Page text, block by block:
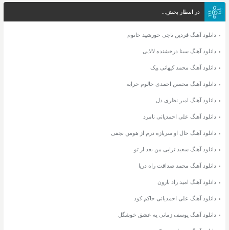
در انتظار پخش...
دانلود آهنگ فردین ناجی خورشید خانوم
دانلود آهنگ سینا درخشنده لالایی
دانلود آهنگ محمد کیهانی پیک
دانلود آهنگ محسن احمدی حالوم خرابه
دانلود آهنگ امیر نظری دل
دانلود آهنگ علی احمدیانی نامرد
دانلود آهنگ حال او سربازه درم از هومن نجفی
دانلود آهنگ سعید ترابی من بعد از تو
دانلود آهنگ محمد صداقت راه دریا
دانلود آهنگ امید راد بارون
دانلود آهنگ علی احمدیانی حاکم کود
دانلود آهنگ یوسف زمانی یه عشق خوشگل